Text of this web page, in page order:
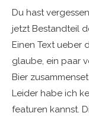
Du hast
jetzt Bestandteil
Einen Text ueber
glaube, ein paar
Bier
Leider habe ich
featuren kannst.